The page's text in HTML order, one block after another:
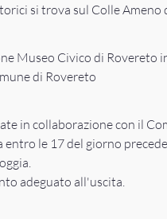
si trova sul Colle Ameno
Museo Civico di Rovereto
di Rovereto
in collaborazione con il
le 17 del giorno
adeguato all'uscita.